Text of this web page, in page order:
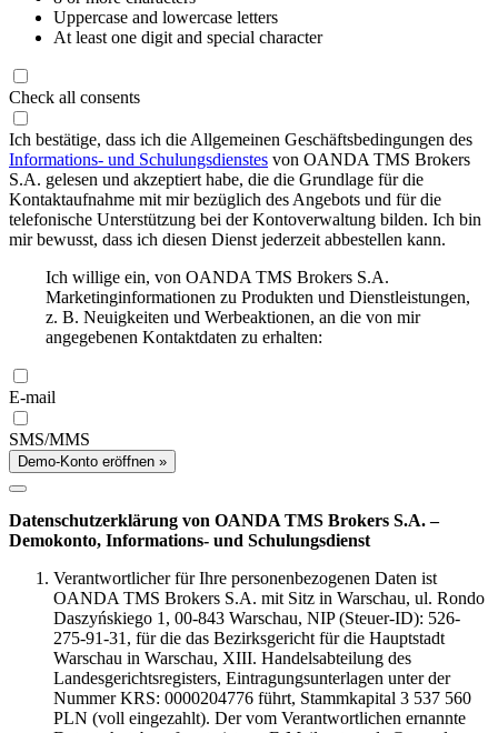
Uppercase and lowercase letters
At least one digit and special character
Check all consents
Ich bestätige, dass ich die Allgemeinen Geschäftsbedingungen des
Informations- und Schulungsdienstes von OANDA TMS Brokers
S.A. gelesen und akzeptiert habe, die die Grundlage für die
Kontaktaufnahme mit mir bezüglich des Angebots und für die
telefonische Unterstützung bei der Kontoverwaltung bilden. Ich bin
mir bewusst, dass ich diesen Dienst jederzeit abbestellen kann.
Ich willige ein, von OANDA TMS Brokers S.A.
Marketinginformationen zu Produkten und Dienstleistungen,
z. B. Neuigkeiten und Werbeaktionen, an die von mir
angegebenen Kontaktdaten zu erhalten:
E-mail
SMS/MMS
Demo-Konto eröffnen »
Datenschutzerklärung von OANDA TMS Brokers S.A. –
Demokonto, Informations- und Schulungsdienst
Verantwortlicher für Ihre personenbezogenen Daten ist
OANDA TMS Brokers S.A. mit Sitz in Warschau, ul. Rondo
Daszyńskiego 1, 00-843 Warschau, NIP (Steuer-ID): 526-
275-91-31, für die das Bezirksgericht für die Hauptstadt
Warschau in Warschau, XIII. Handelsabteilung des
Landesgerichtsregisters, Eintragungsunterlagen unter der
Nummer KRS: 0000204776 führt, Stammkapital 3 537 560
PLN (voll eingezahlt). Der vom Verantwortlichen ernannte